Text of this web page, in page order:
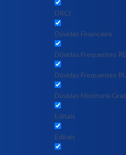
DRCI
Dúvidas Financeiro
Dúvidas Frequentes RE
Dúvidas Frequentes
Dúvidas Monitoria
Editais
Editais